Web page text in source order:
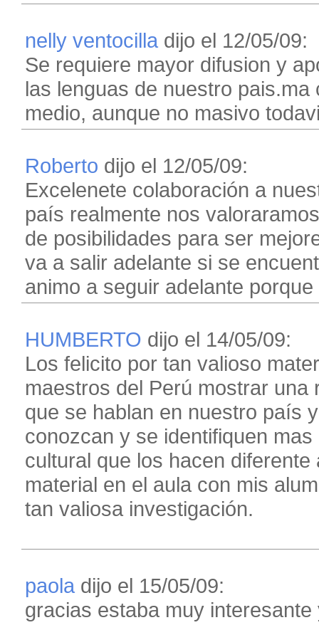
nelly ventocilla dijo el 12/05/09:
Se requiere mayor difusion y
las lenguas de nuestro
medio, aunque no masivo
Roberto dijo el 12/05/09:
Excelenete colaboración a
país realmente nos
de posibilidades para ser
va a salir adelante si se
animo a seguir adelante
HUMBERTO dijo el 14/05/09:
Los felicito por tan valioso
maestros del Perú mostrar
que se hablan en nuestro país
conozcan y se identifiquen
cultural que los hacen
material en el aula con mis
tan valiosa investigación.
paola dijo el 15/05/09:
gracias estaba muy